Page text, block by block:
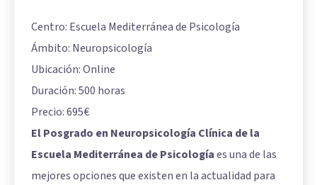
Centro: Escuela Mediterránea de Psicología
Ámbito: Neuropsicología
Ubicación: Online
Duración: 500 horas
Precio: 695€
El Posgrado en Neuropsicología Clínica de la
Escuela Mediterránea de Psicologíaes una de las
mejores opciones que existen en la actualidad para